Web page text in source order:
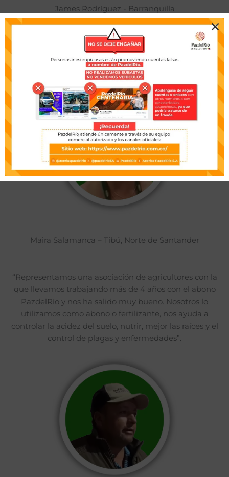
James Rodríguez - Barranquilla
“Les recomiendo fertilizar con PazdelRío y las enmiendas
porque son unos excelentes productos, son economía y
se ven los resultados”.
Maira Salamanca – Tibú, Norte de Santander
“Representamos una asociación de agricultores con la
que llevamos trabajando más de 4 años con el abono
PazdelRío y nos ha salido muy bueno. Nosotros lo
utilizamos como abono o fertilizante, nos ayuda a
controlar la acidez del suelo, nutrir, mejor las raíces y el
control de plagas y enfermedades”.